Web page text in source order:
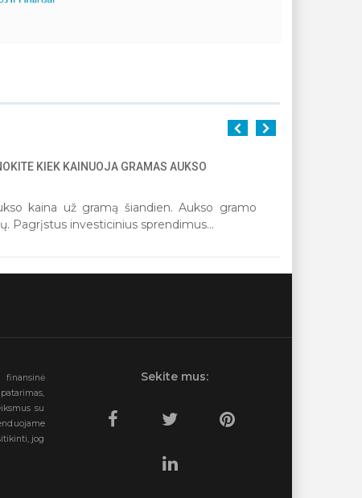
KIEK KAINUOJA GRAMAS AUKSO
kaina už gramą šiandien. Aukso gramo
Pagrįstus investicinius sprendimus...
finansinė
su
jog
Sekite mus: